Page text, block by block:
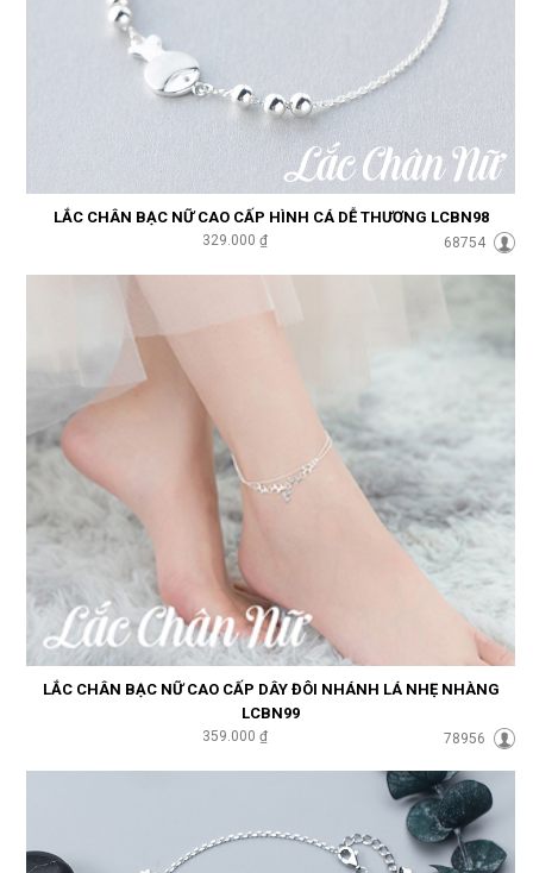
LẮC CHÂN BẠC NỮ CAO CẤP HÌNH CÁ DỄ THƯƠNG LCBN98
329.000 ₫ 68754
LẮC CHÂN BẠC NỮ CAO CẤP DÂY ĐÔI NHÁNH LÁ NHẸ NHÀNG
LCBN99
359.000 ₫ 78956